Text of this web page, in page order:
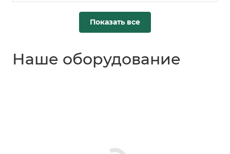
Показать все
Наше оборудование